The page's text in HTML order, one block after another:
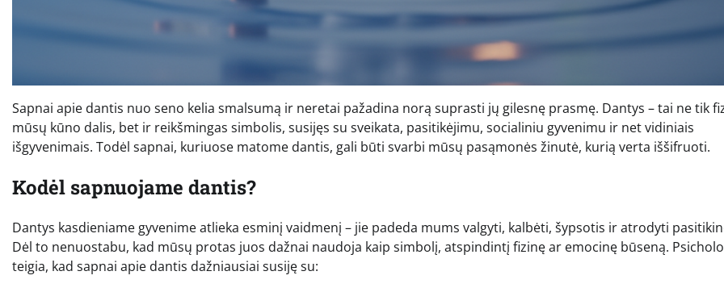
Sapnai apie dantis nuo seno kelia smalsumą ir neretai pažadina norą suprasti jų gilesnę prasmę. Dantys – tai ne tik
mūsų kūno dalis, bet ir reikšmingas simbolis, susijęs su sveikata, pasitikėjimu, socialiniu gyvenimu ir net vidiniais
išgyvenimais. Todėl sapnai, kuriuose matome dantis, gali būti svarbi mūsų pasąmonės žinutė, kurią verta iššifruoti.
Kodėl sapnuojame dantis?
Dantys kasdieniame gyvenime atlieka esminį vaidmenį – jie padeda mums valgyti, kalbėti, šypsotis ir atrodyti
Dėl to nenuostabu, kad mūsų protas juos dažnai naudoja kaip simbolį, atspindintį fizinę ar emocinę būseną.
teigia, kad sapnai apie dantis dažniausiai susiję su: